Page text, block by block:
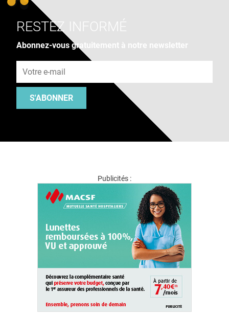
RESTEZ INFORMÉ
Abonnez-vous gratuitement à notre newsletter
S'ABONNER
Publicités :